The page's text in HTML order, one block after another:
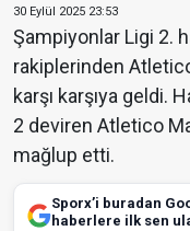
30 Eylül 2025 23:53
Şampiyonlar Ligi 2.
rakiplerinden
karşı karşıya geldi.
2 deviren Atletico
mağlup etti.
Sporx’i buradan
haberlere ilk sen